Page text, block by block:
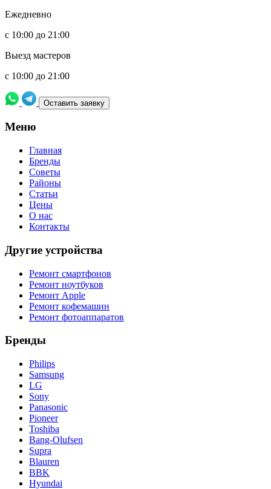
Ежедневно
с 10:00 до 21:00
Выезд мастеров
с 10:00 до 21:00
Оставить заявку
Meню
Главная
Бренды
Советы
Районы
Статьи
Цены
О нас
Контакты
Другие устройства
Ремонт смартфонов
Ремонт ноутбуков
Ремонт Apple
Ремонт кофемашин
Ремонт фотоаппаратов
Бренды
Philips
Samsung
LG
Sony
Panasonic
Pioneer
Toshiba
Bang-Olufsen
Supra
Blauren
BBK
Hyundai